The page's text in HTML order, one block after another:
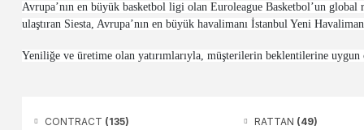
Avrupa’nın en büyük basketbol ligi olan Euroleague Basketbol’un global
ulaştıran Siesta, Avrupa’nın en büyük havalimanı İstanbul Yeni
Yeniliğe ve üretime olan yatırımlarıyla, müşterilerin beklentilerine
CONTRACT (135) RATTAN (49)